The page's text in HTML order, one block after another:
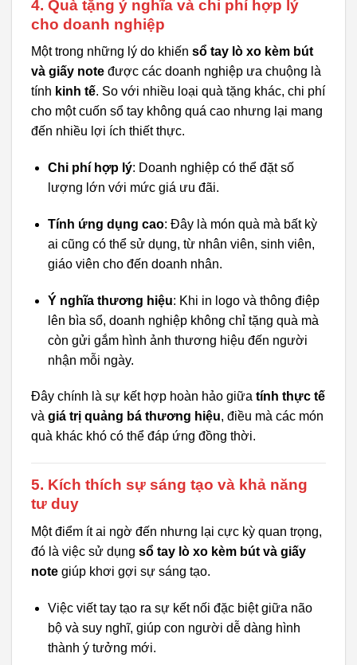
4. Quà tặng ý nghĩa và chi phí hợp lý
cho doanh nghiệp
Một trong những lý do khiến sổ tay lò xo kèm bút
và giấy note được các doanh nghiệp ưa chuộng là
tính kinh tế. So với nhiều loại quà tặng khác, chi phí
cho một cuốn sổ tay không quá cao nhưng lại mang
đến nhiều lợi ích thiết thực.
Chi phí hợp lý: Doanh nghiệp có thể đặt số
lượng lớn với mức giá ưu đãi.
Tính ứng dụng cao: Đây là món quà mà bất kỳ
ai cũng có thể sử dụng, từ nhân viên, sinh viên,
giáo viên cho đến doanh nhân.
Ý nghĩa thương hiệu: Khi in logo và thông điệp
lên bìa sổ, doanh nghiệp không chỉ tặng quà mà
còn gửi gắm hình ảnh thương hiệu đến người
nhận mỗi ngày.
Đây chính là sự kết hợp hoàn hảo giữa tính thực tế
và giá trị quảng bá thương hiệu, điều mà các món
quà khác khó có thể đáp ứng đồng thời.
5. Kích thích sự sáng tạo và khả năng
tư duy
Một điểm ít ai ngờ đến nhưng lại cực kỳ quan trọng,
đó là việc sử dụng sổ tay lò xo kèm bút và giấy
note giúp khơi gợi sự sáng tạo.
Việc viết tay tạo ra sự kết nối đặc biệt giữa não
bộ và suy nghĩ, giúp con người dễ dàng hình
thành ý tưởng mới.